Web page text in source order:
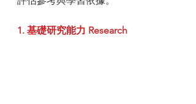
1. 基礎研究能力 Research